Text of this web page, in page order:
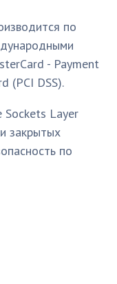
по
- Payment
(PCI DSS).
Sockets Layer
закрытых
по